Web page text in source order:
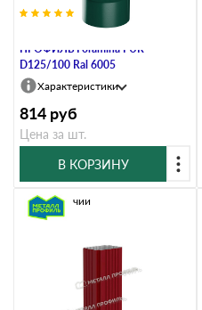
Воронка выпускная МЕТАЛЛ
ПРОФИЛЬ Foramina PUR
D125/100 Ral 6005
Характеристики
814 руб
Цена за шт.
В КОРЗИНУ
В наличии